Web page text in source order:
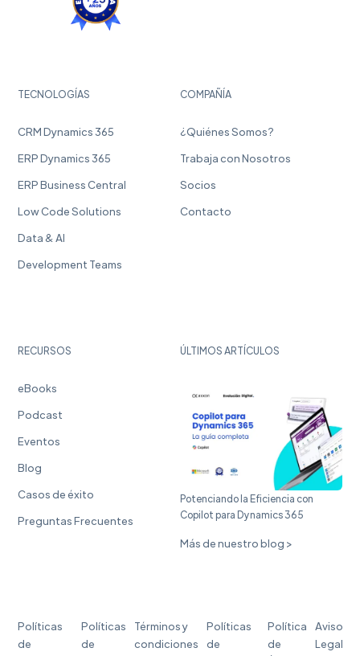
TECNOLOGÍAS
CRM Dynamics 365
ERP Dynamics 365
ERP Business Central
Low Code Solutions
Data & AI
Development Teams
COMPAÑÍA
¿Quiénes Somos?
Trabaja con Nosotros
Socios
Contacto
RECURSOS
eBooks
Podcast
Eventos
Blog
Casos de éxito
Preguntas Frecuentes
ÚLTIMOS ARTÍCULOS
Potenciando la Eficiencia con
Copilot para Dynamics 365
Más de nuestro blog >
Políticas
de
Políticas
de
Términos y
condiciones
Políticas
de
Política
de
Aviso
Legal